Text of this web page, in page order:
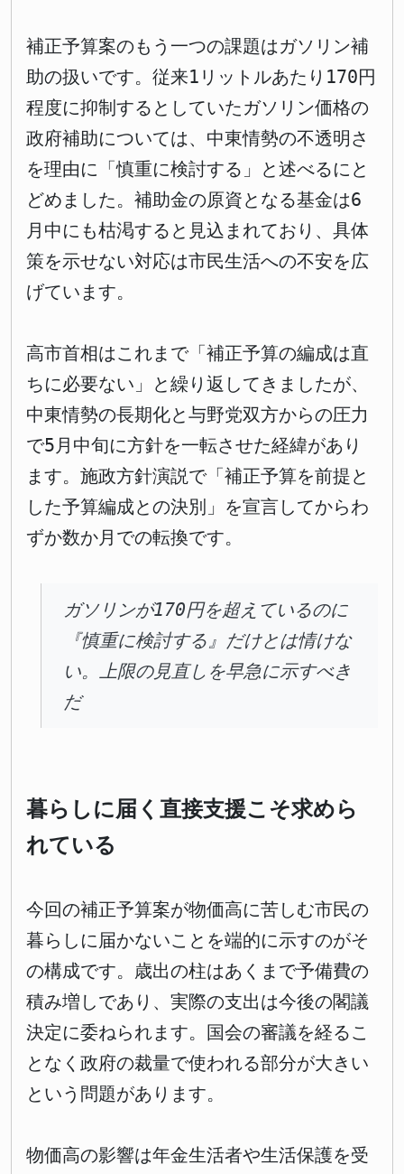
補正予算案のもう一つの課題はガソリン補
助の扱いです。従来1リットルあたり170円
程度に抑制するとしていたガソリン価格の
政府補助については、中東情勢の不透明さ
を理由に「慎重に検討する」と述べるにと
どめました。補助金の原資となる基金は6
月中にも枯渇すると見込まれており、具体
策を示せない対応は市民生活への不安を広
げています。
高市首相はこれまで「補正予算の編成は直
ちに必要ない」と繰り返してきましたが、
中東情勢の長期化と与野党双方からの圧力
で5月中旬に方針を一転させた経緯があり
ます。施政方針演説で「補正予算を前提と
した予算編成との決別」を宣言してからわ
ずか数か月での転換です。
ガソリンが170円を超えているのに
『慎重に検討する』だけとは情けな
い。上限の見直しを早急に示すべき
だ
暮らしに届く直接支援こそ求めら
れている
今回の補正予算案が物価高に苦しむ市民の
暮らしに届かないことを端的に示すのがそ
の構成です。歳出の柱はあくまで予備費の
積み増しであり、実際の支出は今後の閣議
決定に委ねられます。国会の審議を経るこ
となく政府の裁量で使われる部分が大きい
という問題があります。
物価高の影響は年金生活者や生活保護を受